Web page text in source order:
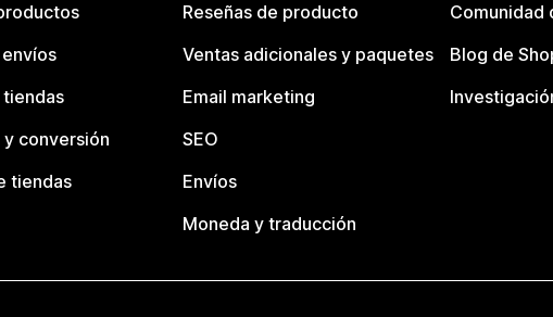
tiendas
conversión
tiendas
Reseñas de producto
Ventas adicionales y paquetes
Email marketing
SEO
Envíos
Moneda y traducción
Comunidad
Blog de